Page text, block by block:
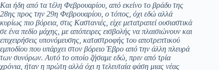
Και ήδη από τα τέλη Φεβρουαρίου, από εκείνο το βράδυ της
28ης προς την 29η Φεβρουαρίου, ο τόπος, όχι εδώ αλλά
κυρίως πιο βόρεια, στις Καστανιές, είχε μετατραπεί ουσιαστικά
σε ένα πεδίο μάχης, με απόπειρες εισβολής να πλαισιώνουν και
επιχειρήσεις υπονόμευσης, καταστροφής του αποτρεπτικού
εμποδίου που υπάρχει στον βόρειο Έβρο από την άλλη πλευρά
των συνόρων. Αυτό το οποίο ζήσαμε εδώ, πριν από τρία
χρόνια, ήταν η πρώτη αλλά όχι η τελευταία φάση μιας νέας